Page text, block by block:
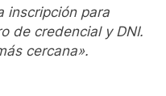
inscripción para
de credencial y DNI.
cercana».